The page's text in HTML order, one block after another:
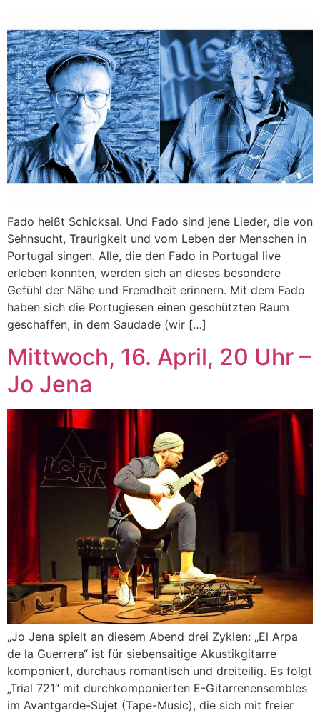
Fado heißt Schicksal. Und Fado sind jene Lieder, die von
Sehnsucht, Traurigkeit und vom Leben der Menschen in
Portugal singen. Alle, die den Fado in Portugal live
erleben konnten, werden sich an dieses besondere
Gefühl der Nähe und Fremdheit erinnern. Mit dem Fado
haben sich die Portugiesen einen geschützten Raum
geschaffen, in dem Saudade (wir […]
Mittwoch, 16. April, 20 Uhr –
Jo Jena
„Jo Jena spielt an diesem Abend drei Zyklen: „El Arpa
de la Guerrera“ ist für siebensaitige Akustikgitarre
komponiert, durchaus romantisch und dreiteilig. Es folgt
„Trial 721“ mit durchkomponierten E-Gitarrenensembles
im Avantgarde-Sujet (Tape-Music), die sich mit freier